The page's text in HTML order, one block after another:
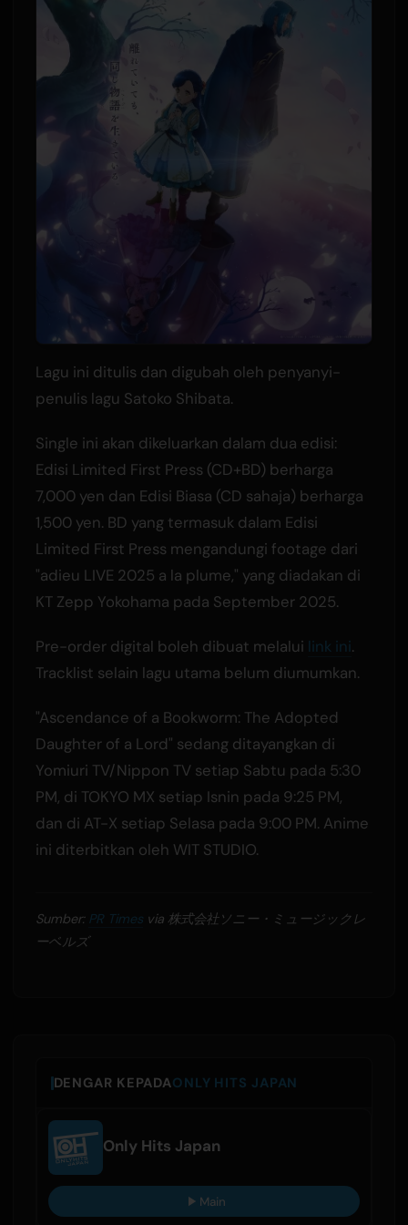
Lagu ini ditulis dan digubah oleh penyanyi-
penulis lagu Satoko Shibata.
Single ini akan dikeluarkan dalam dua edisi:
Edisi Limited First Press (CD+BD) berharga
7,000 yen dan Edisi Biasa (CD sahaja) berharga
1,500 yen. BD yang termasuk dalam Edisi
Limited First Press mengandungi footage dari
"adieu LIVE 2025 a la plume," yang diadakan di
KT Zepp Yokohama pada September 2025.
Pre-order digital boleh dibuat melalui link ini.
Tracklist selain lagu utama belum diumumkan.
"Ascendance of a Bookworm: The Adopted
Daughter of a Lord" sedang ditayangkan di
Yomiuri TV/Nippon TV setiap Sabtu pada 5:30
PM, di TOKYO MX setiap Isnin pada 9:25 PM,
dan di AT-X setiap Selasa pada 9:00 PM. Anime
ini diterbitkan oleh WIT STUDIO.
Sumber: PR Timesvia 株式会社ソニー・ミュージックレ
ーベルズ
DENGAR KEPADAONLY HITS JAPAN
Only Hits Japan
Main